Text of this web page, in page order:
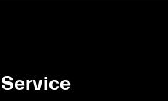
Service